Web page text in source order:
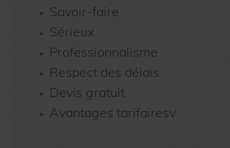
Savoir-faire
Sérieux
Professionnalisme
Respect des délais
Devis gratuit
Avantages tarifairesv